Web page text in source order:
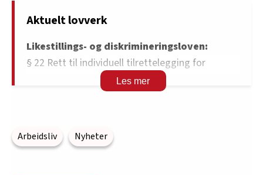
Aktuelt lovverk
Likestillings- og diskrimineringsloven:
§ 22 Rett til individuell tilrettelegging for
arbeidssøkere og arbeidstakere med
funksjonsnedsettelse
Arbeidsmiljøloven:
Arbeidsliv Nyheter